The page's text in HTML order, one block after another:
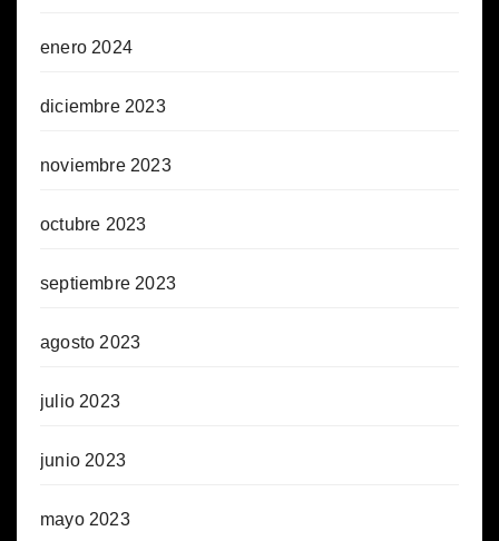
enero 2024
diciembre 2023
noviembre 2023
octubre 2023
septiembre 2023
agosto 2023
julio 2023
junio 2023
mayo 2023